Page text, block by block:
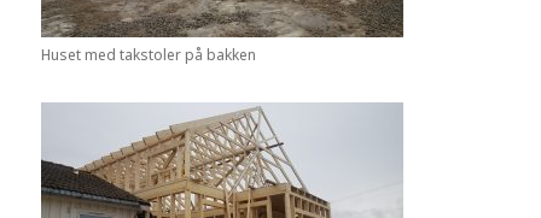
Huset med takstoler på bakken